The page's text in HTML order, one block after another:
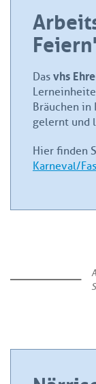
Das vhs
Bräuchen in
gelernt und
Hier finden
Karneval/